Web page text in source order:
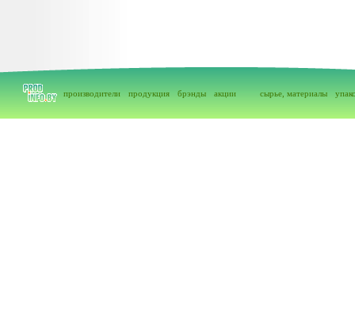
производители продукция брэнды акции сырье, материалы